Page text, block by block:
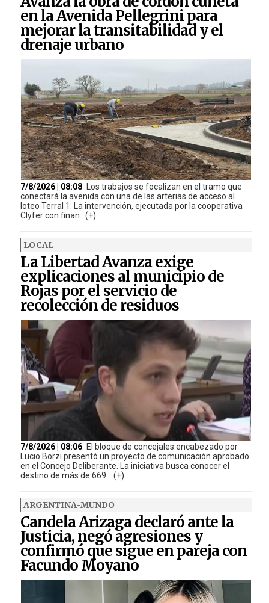
en la Avenida Pellegrini para
mejorar la transitabilidad y el
drenaje urbano
7/8/2026 | 08:08
Los trabajos se focalizan en el tramo que
conectará la avenida con una de las arterias de acceso al
loteo Terral 1. La intervención, ejecutada por la cooperativa
Clyfer con finan...(+)
LOCAL
La Libertad Avanza exige
explicaciones al municipio de
Rojas por el servicio de
recolección de residuos
7/8/2026 | 08:06 El bloque de concejales encabezado por
Lucio Borzi presentó un proyecto de comunicación aprobado
en el Concejo Deliberante. La iniciativa busca conocer el
destino de más de 669 ...(+)
ARGENTINA-MUNDO
Candela Arizaga declaró ante la
Justicia, negó agresiones y
confirmó que sigue en pareja con
Facundo Moyano